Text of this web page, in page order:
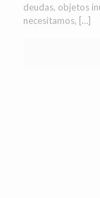
deudas, objetos
necesitamos, […]